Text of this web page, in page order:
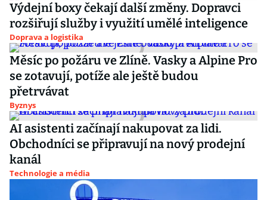
Výdejní boxy čekají další změny. Dopravci
rozšiřují služby i využití umělé inteligence
Doprava a logistika
Měsíc po požáru ve Zlíně. Vasky a Alpine Pro
se zotavují, potíže ale ještě budou
přetrvávat
Byznys
AI asistenti začínají nakupovat za lidi.
Obchodníci se připravují na nový prodejní
kanál
Technologie a média